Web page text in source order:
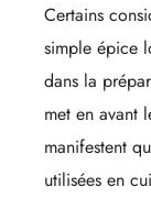
Certains
simple épice
dans la
met en avant
manifestent
utilisées en